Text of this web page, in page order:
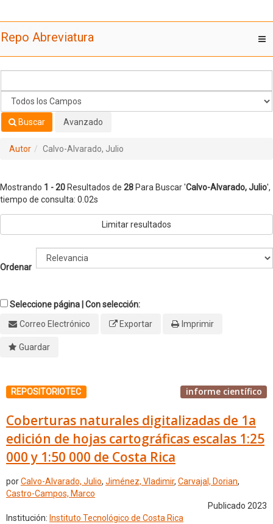
Repo Abreviatura
Buscar Avanzado
Autor Calvo-Alvarado, Julio
Mostrando 1 - 20 Resultados de 28 Para Buscar 'Calvo-Alvarado, Julio',
tiempo de consulta: 0.02s
Limitar resultados
Ordenar
Seleccione página | Con selección:
Correo Electrónico
Exportar Imprimir
Guardar
REPOSITORIOTEC informe científico
Coberturas naturales digitalizadas de 1a
edición de hojas cartográficas escalas 1:25
000 y 1:50 000 de Costa Rica
porCalvo-Alvarado, Julio, Jiménez, Vladimir, Carvajal, Dorian,
Castro-Campos, Marco
Publicado 2023
Institución: Instituto Tecnológico de Costa Rica